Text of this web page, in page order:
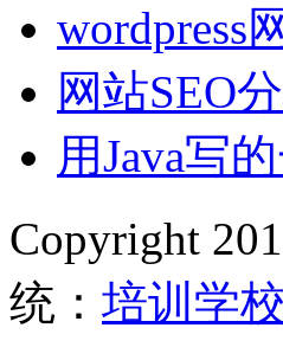
wordpress
网站SEO
用Java写
Copyright
统： 培训学